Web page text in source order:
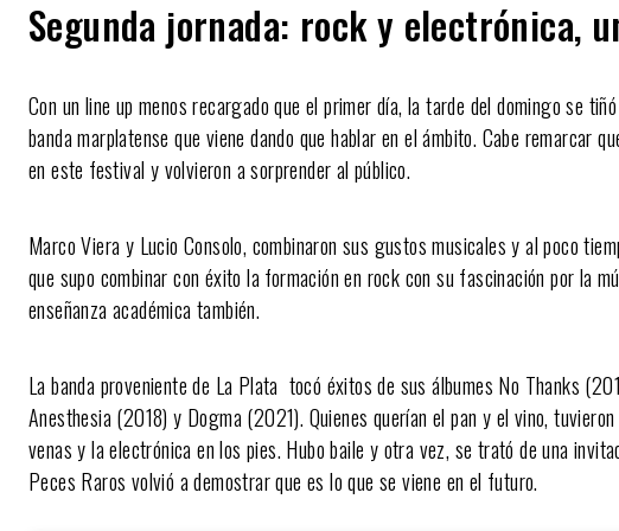
Segunda jornada: rock y electrónica,
Con un line up menos recargado que el primer día, la tarde del domingo se
banda marplatense que viene dando que hablar en el ámbito. Cabe remarcar
en este festival y volvieron a sorprender al público.
Marco Viera y Lucio Consolo, combinaron sus gustos musicales y al poco
que supo combinar con éxito la formación en rock con su fascinación por la
enseñanza académica también.
La banda proveniente de La Plata tocó éxitos de sus álbumes No Thanks
Anesthesia (2018) y Dogma (2021). Quienes querían el pan y el vino,
venas y la electrónica en los pies. Hubo baile y otra vez, se trató de una
Peces Raros volvió a demostrar que es lo que se viene en el futuro.